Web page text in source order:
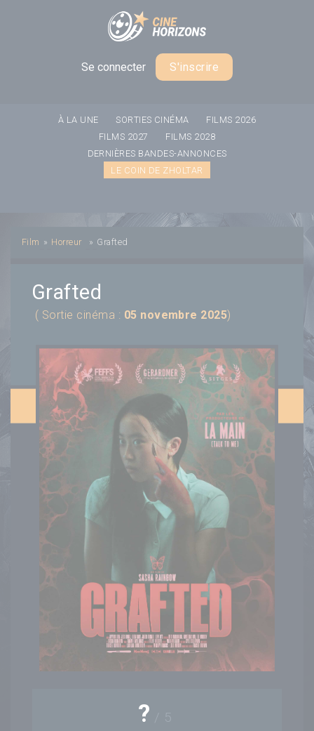
Se connecter S'inscrire
À LA UNE SORTIES CINÉMA
FILMS 2026
FILMS 2027
FILMS 2028
DERNIÈRES BANDES-ANNONCES
LE COIN DE ZHOLTAR
Film » Horreur » Grafted
Grafted
( Sortie cinéma : 05 novembre 2025)
? / 5
Panneau de gestion des cookies